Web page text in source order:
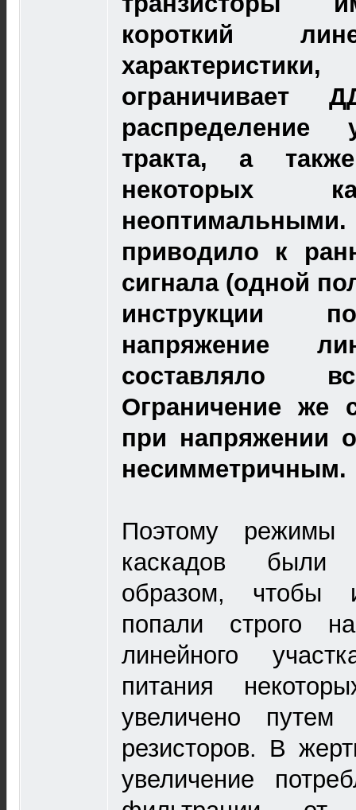
короткий
ограничивает
распределение
тракта, а
некоторых
приводило к
сигнала (одной
инструкции
напряжение
составляло
Ограничение же
при напряжении
несимметричным.
Поэтому режимы
каскадов были
образом, чтобы
попали строго
линейного
питания
увеличено путем
резисторов. В
увеличение